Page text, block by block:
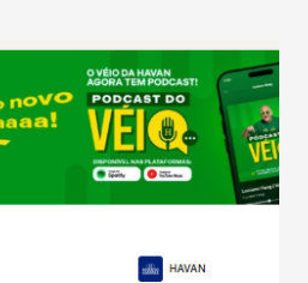
ano e pelo pagamento do 13º
de trabalhadores, já que o
dos anos recentes.
em novembro de 2025, 40% dos
com lucro e outros 40%
Já o percentual de
ficou em 19%, pouco abaixo